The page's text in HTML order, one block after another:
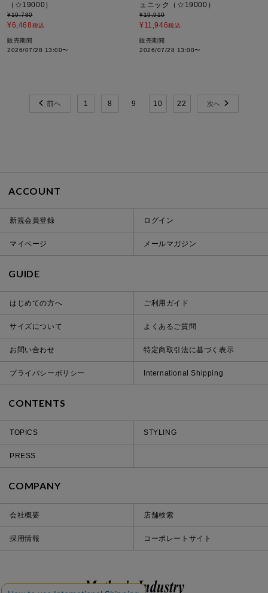
（☆19000）
¥10,780
¥6,468税込
販売期間
2026/07/28 13:00〜
ュニック（☆19000）
¥19,910
¥11,946税込
販売期間
2026/07/28 13:00〜
1 8 9 10 22
ACCOUNT
新規会員登録 ログイン
マイページ メールマガジン
GUIDE
はじめての方へ ご利用ガイド
サイズについて よくあるご質問
お問い合わせ 特定商取引法に基づく表示
プライバシーポリシー International Shipping
CONTENTS
TOPICS STYLING
PRESS
COMPANY
会社概要 店舗検索
採用情報 コーポレートサイト